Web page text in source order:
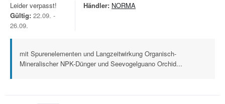
Leider verpasst!
Gültig: 22.09. -
26.09.
Händler: NORMA
mit Spurenelementen und Langzeitwirkung Organisch-
Mineralischer NPK-Dünger und Seevogelguano Orchid...